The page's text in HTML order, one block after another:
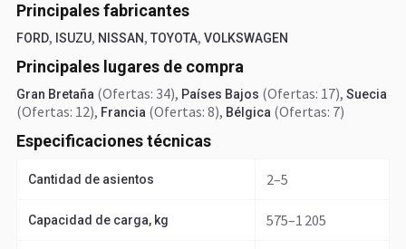
Principales fabricantes
FORD, ISUZU, NISSAN, TOYOTA, VOLKSWAGEN
Principales lugares de compra
Gran Bretaña (Ofertas: 34), Países Bajos (Ofertas: 17), Suecia
(Ofertas: 12), Francia (Ofertas: 8), Bélgica (Ofertas: 7)
Especificaciones técnicas
Cantidad de asientos 2–5
Capacidad de carga, kg 575–1 205